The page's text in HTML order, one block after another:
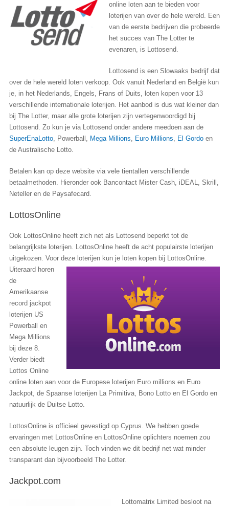
online loten aan te bieden voor
loterijen van over de hele wereld. Een
van de eerste bedrijven die probeerde
het succes van The Lotter te
evenaren, is Lottosend.
Lottosend is een Slowaaks bedrijf dat
over de hele wereld loten verkoop. Ook vanuit Nederland en België kun
je, in het Nederlands, Engels, Frans of Duits, loten kopen voor 13
verschillende internationale loterijen. Het aanbod is dus wat kleiner dan
bij The Lotter, maar alle grote loterijen zijn vertegenwoordigd bij
Lottosend. Zo kun je via Lottosend onder andere meedoen aan de
SuperEnaLotto, Powerball, Mega Millions, Euro Millions, El Gordo en
de Australische Lotto.
Betalen kan op deze website via vele tientallen verschillende
betaalmethoden. Hieronder ook Bancontact Mister Cash, iDEAL, Skrill,
Neteller en de Paysafecard.
LottosOnline
Ook LottosOnline heeft zich net als Lottosend beperkt tot de
belangrijkste loterijen. LottosOnline heeft de acht populairste loterijen
uitgekozen. Voor deze loterijen kun je loten kopen bij LottosOnline.
Uiteraard horen
de
Amerikaanse
record jackpot
loterijen US
Powerball en
Mega Millions
bij deze 8.
Verder biedt
Lottos Online
online loten aan voor de Europese loterijen Euro millions en Euro
Jackpot, de Spaanse loterijen La Primitiva, Bono Lotto en El Gordo en
natuurlijk de Duitse Lotto.
LottosOnline is officieel gevestigd op Cyprus. We hebben goede
ervaringen met LottosOnline en LottosOnline oplichters noemen zou
een absolute leugen zijn. Toch vinden we dit bedrijf net wat minder
transparant dan bijvoorbeeld The Lotter.
Jackpot.com
Lottomatrix Limited besloot na